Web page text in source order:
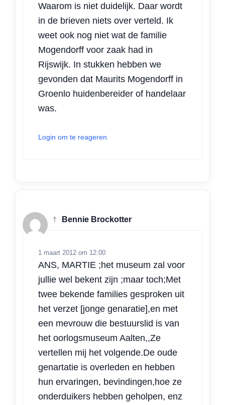
Waarom is niet duidelijk. Daar wordt
in de brieven niets over verteld. Ik
weet ook nog niet wat de familie
Mogendorff voor zaak had in
Rijswijk. In stukken hebben we
gevonden dat Maurits Mogendorff in
Groenlo huidenbereider of handelaar
was.
Login om te reageren
† Bennie Brockotter
1 maart 2012 om 12:00
ANS, MARTIE ;het museum zal voor
jullie wel bekent zijn ;maar toch;Met
twee bekende families gesproken uit
het verzet [jonge genaratie],en met
een mevrouw die bestuurslid is van
het oorlogsmuseum Aalten,,Ze
vertellen mij het volgende.De oude
genartatie is overleden en hebben
hun ervaringen, bevindingen,hoe ze
onderduikers hebben geholpen, enz